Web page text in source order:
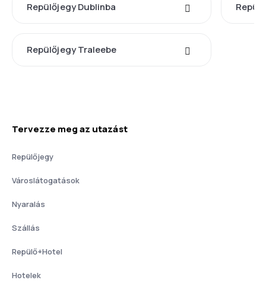
Repülőjegy Dublinba
Repülőjegy Traleebe
Tervezze meg az utazást
Repülőjegy
Városlátogatások
Nyaralás
Szállás
Repülő+Hotel
Hotelek